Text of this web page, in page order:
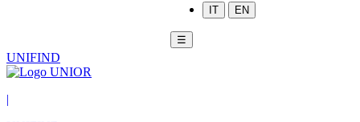
IT EN
☰
UNIFIND
|